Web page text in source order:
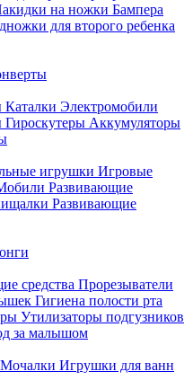
на ножки Бампера
для второго ребенка
Каталки Электромобили
Гироскутеры Аккумуляторы
игрушки Игровые
Развивающие
Развивающие
средства Прорезыватели
Гигиена полости рта
Утилизаторы подгузников
за малышом
Мочалки Игрушки для ванн